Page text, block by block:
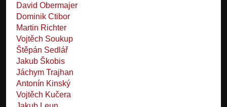
David Obermajer
Dominik Ctibor
Martin Richter
Vojtěch Soukup
Štěpán Sedlář
Jakub Škobis
Jáchym Trajhan
Antonín Kinský
Vojtěch Kučera